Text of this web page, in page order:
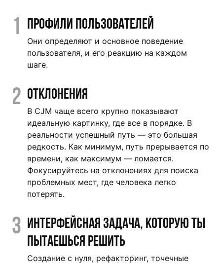
1 Профили пользователей
Они определяют и основное поведение
пользователя, и его реакцию на каждом
шаге.
2 Отклонения
В CJM чаще всего крупно показывают
идеальную картинку, где все в порядке. В
реальности успешный путь — это большая
редкость. Как минимум, путь прерывается по
времени, как максимум — ломается.
Фокусируйтесь на отклонениях для поиска
проблемных мест, где человека легко
потерять.
3 Интерфейсная задача, которую ты
пытаешься решить
Создание с нуля, рефакторинг, точечные